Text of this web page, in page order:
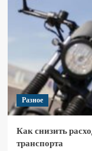
Разное
Как снизить
транспорта